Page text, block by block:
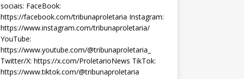
sociais: FaceBook:
https://facebook.com/tribunaproletaria Instagram:
https://www.instagram.com/tribunaproletaria/
YouTube:
https://www.youtube.com/@tribunaproletaria_
Twitter/X: https://x.com/ProletarioNews TikTok:
https://www.tiktok.com/@tribunaproletaria